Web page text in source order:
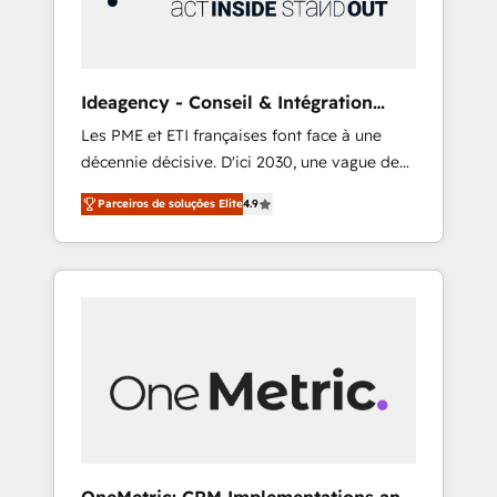
integrations 🤖 AI workflows & enrichment 📘
rely on for scalable revenue insights.
Ideagency - Conseil & Intégration
HubSpot
Les PME et ETI françaises font face à une
décennie décisive. D'ici 2030, une vague de
consolidation va recomposer le marché.
Seules survivront les entreprises qui auront
réussi leur transformation. Le problème ?
58% des dirigeants savent que l'IA est vitale
conscience totale, action nulle. La solution
s'appelle l'Entreprise Augmentée. Ce n'est pas
Parceiros de soluções Elite4.9